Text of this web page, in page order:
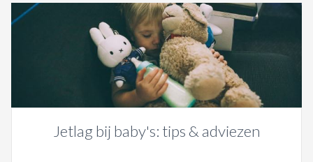
Jetlag bij baby's: tips & adviezen